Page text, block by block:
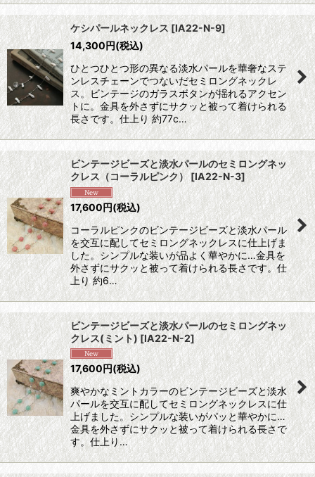
ケシパールネックレス[IA22-N-9]
14,300円(税込)
ひとつひとつ形の異なる淡水パールを華奢なステ
ンレスチェーンでつないだセミロングネックレ
ス。ビンテージのガラスボタンが揺れるアクセン
トに。金具を外さずにサクッと被って着けられる
長さです。仕上り 約77c…
ビンテージビーズと淡水パールのセミロングネッ
クレス（コーラルピンク）[IA22-N-3]
17,600円(税込)
コーラルピンクのビンテージビーズと淡水パール
を交互に配してセミロングネックレスに仕上げま
した。シンプルな装いが品よく華やかに…金具を
外さずにサクッと被って着けられる長さです。仕
上り 約6…
ビンテージビーズと淡水パールのセミロングネッ
クレス(ミント)[IA22-N-2]
17,600円(税込)
爽やかなミントカラーのビンテージビーズと淡水
パールを交互に配してセミロングネックレスに仕
上げました。シンプルな装いがパッと華やかに…
金具を外さずにサクッと被って着けられる長さで
す。仕上り…